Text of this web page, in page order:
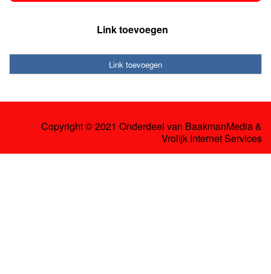
Link toevoegen
Link toevoegen
Copyright © 2021 Onderdeel van BaakmanMedia&
Vrolijk Internet Services